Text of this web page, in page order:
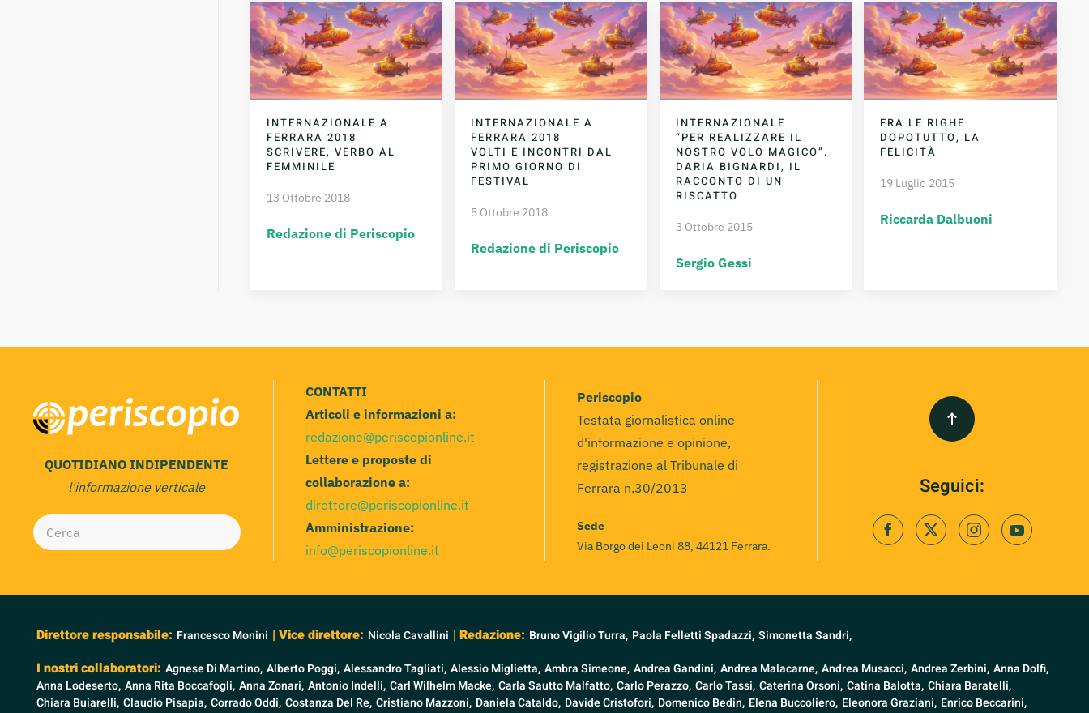
INTERNAZIONALE A
FERRARA 2018
SCRIVERE, VERBO AL
FEMMINILE
13 Ottobre 2018
Redazione di Periscopio
INTERNAZIONALE A
FERRARA 2018
VOLTI E INCONTRI DAL
PRIMO GIORNO DI
FESTIVAL
5 Ottobre 2018
Redazione di Periscopio
INTERNAZIONALE
“PER REALIZZARE IL
NOSTRO VOLO MAGICO”.
DARIA BIGNARDI, IL
RACCONTO DI UN
RISCATTO
3 Ottobre 2015
Sergio Gessi
FRA LE RIGHE
DOPOTUTTO, LA
FELICITÀ
19 Luglio 2015
Riccarda Dalbuoni
QUOTIDIANO INDIPENDENTE
l'informazione verticale
CONTATTI
Articoli e informazioni a:
redazione@periscopionline.it
Lettere e proposte di
collaborazione a:
direttore@periscopionline.it
Amministrazione:
info@periscopionline.it
Periscopio
Testata giornalistica online
d'informazione e opinione,
registrazione al Tribunale di
Ferrara n.30/2013
Sede
Via Borgo dei Leoni 88, 44121 Ferrara.
Seguici:
Direttore responsabile: Francesco Monini | Vice direttore: Nicola Cavallini | Redazione: Bruno Vigilio Turra, Paola Felletti Spadazzi, Simonetta Sandri,
I nostri collaboratori: Agnese Di Martino, Alberto Poggi, Alessandro Tagliati, Alessio Miglietta, Ambra Simeone, Andrea Gandini, Andrea Malacarne, Andrea Musacci, Andrea Zerbini, Anna Dolfi,
Anna Lodeserto, Anna Rita Boccafogli, Anna Zonari, Antonio Indelli, Carl Wilhelm Macke, Carla Sautto Malfatto, Carlo Perazzo, Carlo Tassi, Caterina Orsoni, Catina Balotta, Chiara Baratelli,
Chiara Buiarelli, Claudio Pisapia, Corrado Oddi, Costanza Del Re, Cristiano Mazzoni, Daniela Cataldo, Davide Cristofori, Domenico Bedin, Elena Buccoliero, Eleonora Graziani, Enrico Beccarini,